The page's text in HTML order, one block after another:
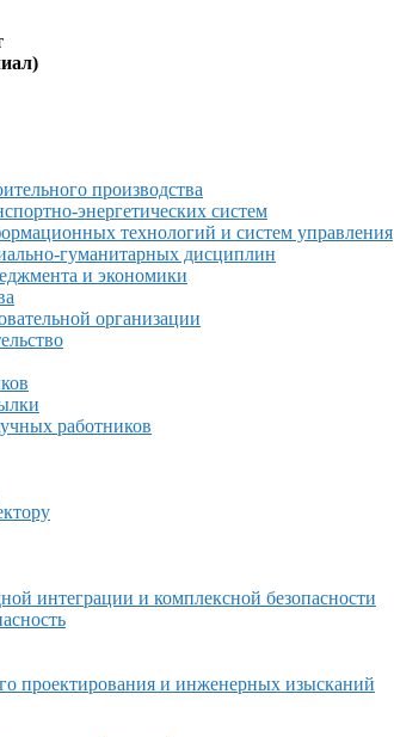
производства
энергетических систем
технологий и систем управления
гуманитарных дисциплин
и экономики
организации
работников
интеграции и комплексной безопасности
проектирования и инженерных изысканий